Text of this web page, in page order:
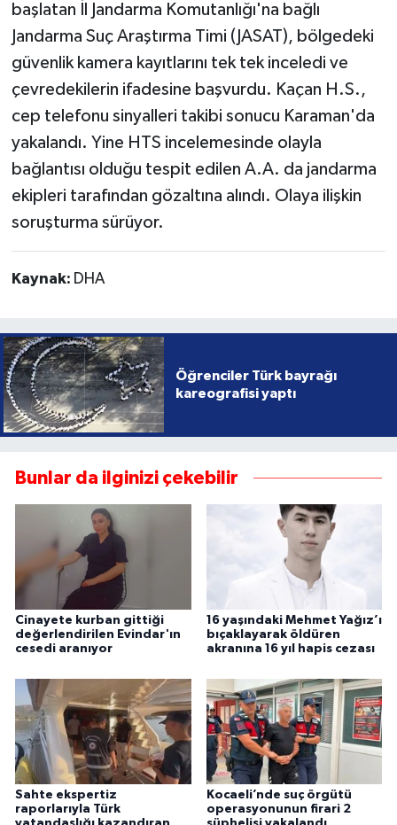
başlatan İl Jandarma Komutanlığı'na bağlı
Jandarma Suç Araştırma Timi (JASAT), bölgedeki
güvenlik kamera kayıtlarını tek tek inceledi ve
çevredekilerin ifadesine başvurdu. Kaçan H.S.,
cep telefonu sinyalleri takibi sonucu Karaman'da
yakalandı. Yine HTS incelemesinde olayla
bağlantısı olduğu tespit edilen A.A. da jandarma
ekipleri tarafından gözaltına alındı. Olaya ilişkin
soruşturma sürüyor.
Kaynak: DHA
Öğrenciler Türk bayrağı
kareografisi yaptı
Bunlar da ilginizi çekebilir
Cinayete kurban gittiği
değerlendirilen Evindar'ın
cesedi aranıyor
16 yaşındaki Mehmet Yağız’ı
bıçaklayarak öldüren
akranına 16 yıl hapis cezası
Sahte ekspertiz
raporlarıyla Türk
Kocaeli’nde suç örgütü
operasyonunun firari 2